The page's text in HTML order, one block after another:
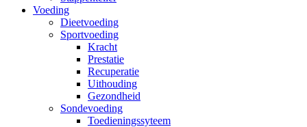
Voeding
Dieetvoeding
Sportvoeding
Kracht
Prestatie
Recuperatie
Uithouding
Gezondheid
Sondevoeding
Toedieningssyteem